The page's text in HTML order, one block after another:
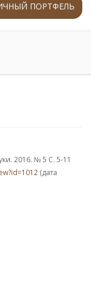
ПОРТФЕЛЬ
2016. № 5 С. 5-11
(дата